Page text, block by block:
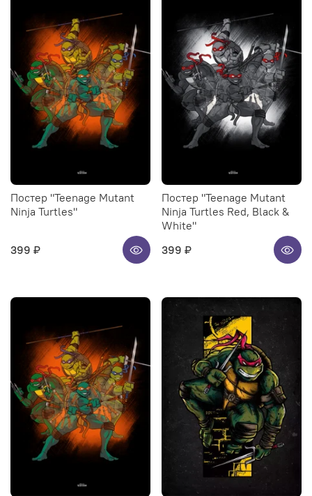
Постер "Teenage Mutant
Ninja Turtles"
399 ₽
Постер "Teenage Mutant
Ninja Turtles Red, Black &
White"
399 ₽